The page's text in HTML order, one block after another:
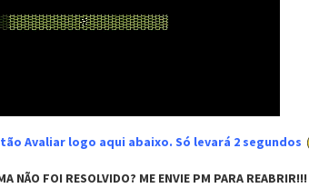
Avaliar logo aqui abaixo. Só levará 2 segundos
NÃO FOI RESOLVIDO? ME ENVIE PM PARA REABRIR!!!